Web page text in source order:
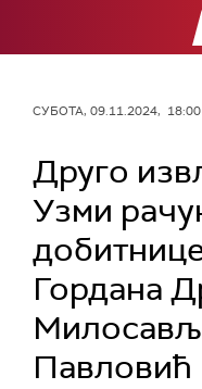
СУБОТА, 09.11.2024, 18:00
Друго
Узми
Гордана
Павловић